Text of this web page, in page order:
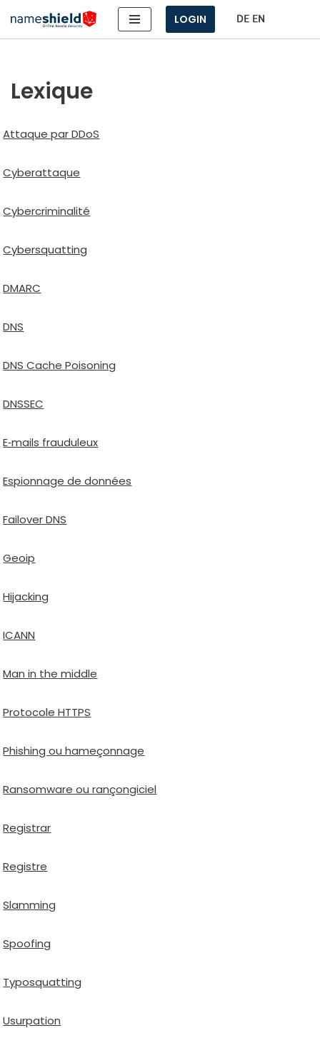
Aller
LOGIN
Lexique
Attaque par DDoS
Cyberattaque
Cybercriminalité
Cybersquatting
DMARC
DNS
DNS Cache Poisoning
DNSSEC
E‑mails frau­du­leux
Espionnage de don­nées
Failover DNS
Geoip
Hijacking
ICANN
Man in the middle
Protocole HTTPS
Phishing ou hame­çon­nage
Ransomware ou ran­çon­gi­ciel
Registrar
Registre
Slamming
Spoofing
Typosquatting
Usurpation